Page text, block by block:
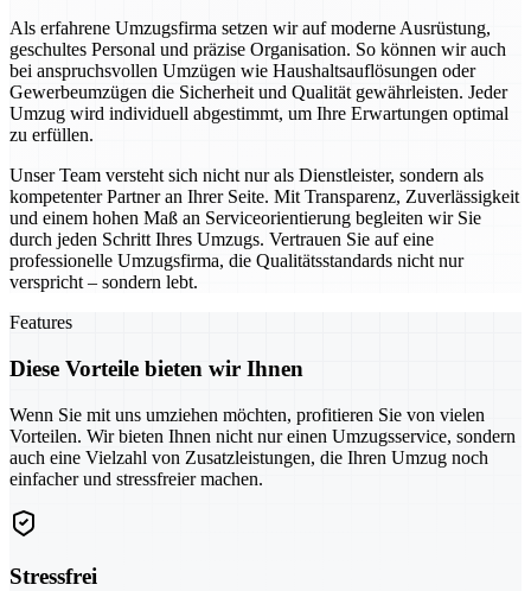
Als erfahrene Umzugsfirma setzen wir auf moderne Ausrüstung,
geschultes Personal und präzise Organisation. So können wir auch
bei anspruchsvollen Umzügen wie Haushaltsauflösungen oder
Gewerbeumzügen die Sicherheit und Qualität gewährleisten. Jeder
Umzug wird individuell abgestimmt, um Ihre Erwartungen optimal
zu erfüllen.
Unser Team versteht sich nicht nur als Dienstleister, sondern als
kompetenter Partner an Ihrer Seite. Mit Transparenz, Zuverlässigkeit
und einem hohen Maß an Serviceorientierung begleiten wir Sie
durch jeden Schritt Ihres Umzugs. Vertrauen Sie auf eine
professionelle Umzugsfirma, die Qualitätsstandards nicht nur
verspricht – sondern lebt.
Features
Diese Vorteile bieten wir Ihnen
Wenn Sie mit uns umziehen möchten, profitieren Sie von vielen
Vorteilen. Wir bieten Ihnen nicht nur einen Umzugsservice, sondern
auch eine Vielzahl von Zusatzleistungen, die Ihren Umzug noch
einfacher und stressfreier machen.
Stressfrei